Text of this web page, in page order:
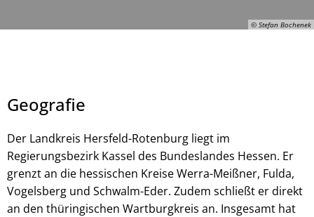
© Stefan Bochenek
© Stefan Bochenek
Geografie
Der Landkreis Hersfeld-Rotenburg liegt im
Regierungsbezirk Kassel des Bundeslandes Hessen. Er
grenzt an die hessischen Kreise Werra-Meißner, Fulda,
Vogelsberg und Schwalm-Eder. Zudem schließt er direkt
an den thüringischen Wartburgkreis an. Insgesamt hat